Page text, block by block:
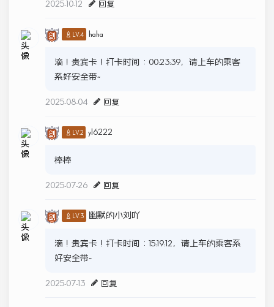
2025-10-12 回复
♙LV.4 haha
滴！贵宾卡！打卡时间：00:23:39，请上车的乘客
系好安全带~
2025-08-04 回复
♙LV.2 yl6222
棒棒
2025-07-26 回复
♙LV.3 幽默的小刘吖
滴！贵宾卡！打卡时间：15:19:12，请上车的乘客系
好安全带~
2025-07-13 回复